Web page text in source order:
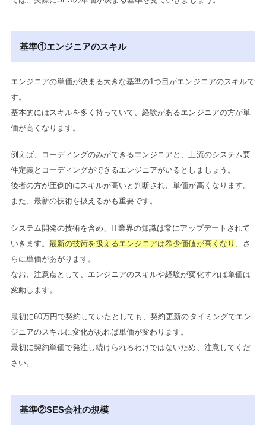
基準①エンジニアのスキル
エンジニアの単価が決まる大きな基準の1つ目がエンジニアのスキルで
す。
基本的にはスキルを多く持っていて、経験があるエンジニアの方が単
価が高くなります。
例えば、コーディングのみができるエンジニアと、上流のシステム要
件定義とコーディングができるエンジニアがいるとしましょう。
後者の方が圧倒的にスキルが高いと判断され、単価が高くなります。
また、最新の技術を扱えるかも重要です。
システム開発の技術を含め、IT業界の知識は常にアップデートされて
いきます。最新の技術を扱えるエンジニアは希少価値が高くなり
、さ
らに単価があがります。
なお、注意点として、エンジニアのスキルや経験が変化すれば単価は
変動します。
最初に60万円で契約していたとしても、契約更新のタイミングでエン
ジニアのスキルに変化があれば単価が変わります。
最初に契約単価で発注し続けられるわけではないため、注意してくだ
さい。
基準②SES会社の規模